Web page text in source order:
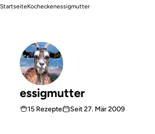
Pfadnavigation
StartseiteKocheckenessigmutter
essigmutter
15 Rezepte Seit27. Mär 2009